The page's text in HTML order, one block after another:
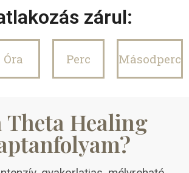
zárul:
Óra Perc Másodperc
Theta Healing